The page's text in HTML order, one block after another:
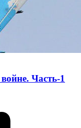
Часть-1